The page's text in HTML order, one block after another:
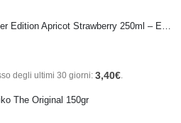
Red Bull Amber Edition Apricot Strawberry 250ml – Energy Drink Albicocca e Fragola
degli ultimi 30 giorni: 3,40€
The Original 150gr